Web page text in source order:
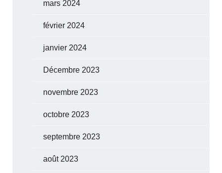
mars 2024
février 2024
janvier 2024
Décembre 2023
novembre 2023
octobre 2023
septembre 2023
août 2023